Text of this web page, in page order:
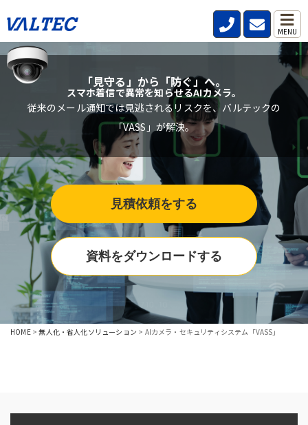
MENU
HOME>無人化・省人化ソリューション > AIカメラ・セキュリティシステム「VASS」
「見守る」から「防ぐ」へ。
スマホ着信で異常を知らせるAIカメラ。
従来のメール通知では見逃されるリスクを、バルテックの
「VASS」が解決。
見積依頼をする
資料をダウンロードする